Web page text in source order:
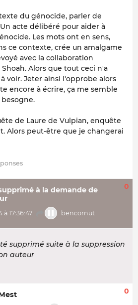
du génocide, parler de
acte délibéré pour aider à
Les mots ont en sens,
ce contexte, crée un amalgame
avec la collaboration
Alors que tout ceci n'a
voir. Jeter ainsi l'opprobe alors
encore à écrire, ça me semble
de Laure de Vulpian, enquête
Alors peut-être que je changerai
à la demande de
à 17:36:47 bencornut
0
supprimé suite à la suppression
auteur
0